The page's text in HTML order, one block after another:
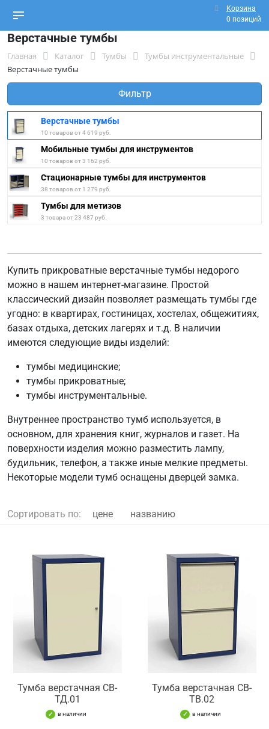
Корзина
0 позиций
Верстачные тумбы
Главная Каталог Тумбы
Тумбы инструментальные
Верстачные тумбы
Фильтр
Верстачные тумбы
10 товаров от 4 619 руб.
Мобильные тумбы для инструментов
10 товаров от 3 162 руб.
Стационарные тумбы для инструментов
38 товаров от 1 279 руб.
Тумбы для метизов
3 товара от 23 487 руб.
Купить прикроватные верстачные тумбы недорого
можно в нашем интернет-магазине. Простой
классический дизайн позволяет размещать тумбы где
угодно: в квартирах, гостиницах, хостелах, общежитиях,
базах отдыха, детских лагерях и т.д. В наличии
имеются следующие виды изделий:
тумбы медицинские;
тумбы прикроватные;
тумбы инструментальные.
Внутреннее пространство тумб используется, в
основном, для хранения книг, журналов и газет. На
поверхности изделия можно разместить лампу,
будильник, телефон, а также иные мелкие предметы.
Некоторые модели тумб оснащены дверцей замка.
Сортировать по: цене названию
Тумба верстачная СВ-
ТД.01
в наличии
Тумба верстачная СВ-
ТВ.02
в наличии